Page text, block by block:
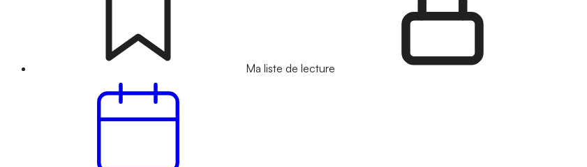
Ma liste de lecture